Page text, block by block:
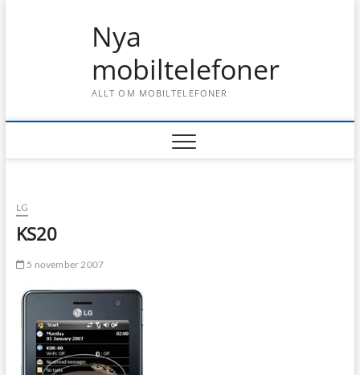
Nya
mobiltelefoner
ALLT OM MOBILTELEFONER
LG
KS20
5 november 2007